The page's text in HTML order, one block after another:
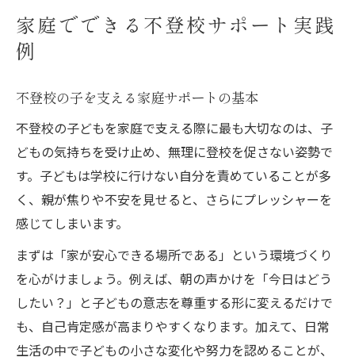
子どもの持ち味を引き出す対話法とは
不登校の子が心を開く対話のコツを解説
ョン
力
親子の会話で不登校の気持ちを受け止める
方法
子どもの意思を尊重する対話で自信を育て
不登校でも輝く個性の見つけ方
不登校の子の強みを見つける家庭の工夫
好きなことから個性を伸ばすサポート術
不登校経験を活かす子どもの持ち味発見法
家庭でできる不登校サポート実践
例
不登校の子を支える家庭サポートの基本
不登校の子どもを家庭で支える際に最も大切なのは、子
どもの気持ちを受け止め、無理に登校を促さない姿勢で
す。子どもは学校に行けない自分を責めていることが多
く、親が焦りや不安を見せると、さらにプレッシャーを
感じてしまいます。
まずは「家が安心できる場所である」という環境づくり
を心がけましょう。例えば、朝の声かけを「今日はどう
したい？」と子どもの意志を尊重する形に変えるだけで
も、自己肯定感が高まりやすくなります。加えて、日常
生活の中で子どもの小さな変化や努力を認めることが、